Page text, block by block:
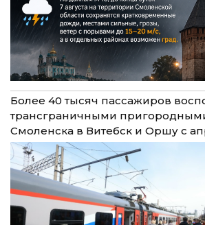
Более 40 тысяч пассажиров
трансграничными
Смоленска в Витебск и Оршу с